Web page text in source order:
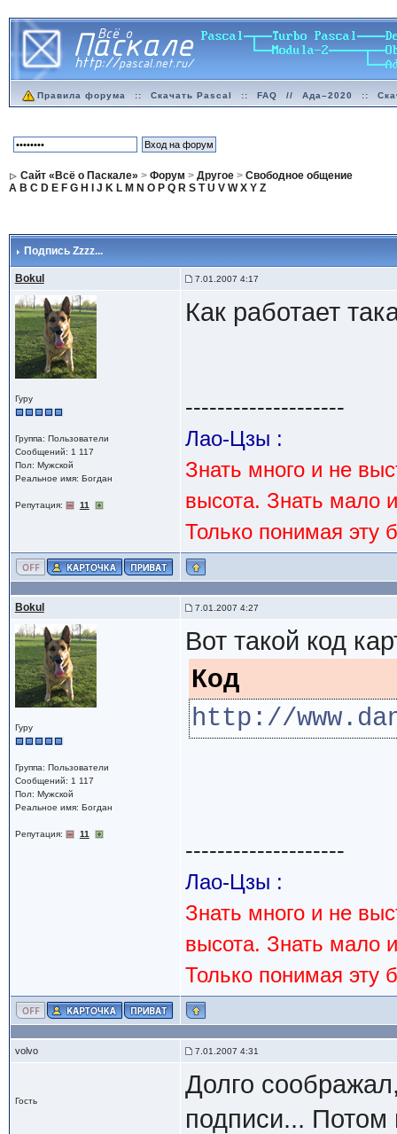
Правила форума :: Скачать Pascal :: FAQ // Ада–2020 ::
Сайт «Всё о Паскале» > Форум > Другое> Свободное общение
A B C D E F G H J K L M N O P Q R S T U V W X Y Z
Подпись Zzzz...
Bokul 7.01.2007 4:17
Гуру
Группа: Пользователи
Сообщений: 1 117
Пол: Мужской
Реальное имя: Богдан
Репутация: 11
Как работает
--------------------
Лао-Цзы :
Знать много и не
высота. Знать мало
Только понимая эту
Bokul 7.01.2007 4:27
Гуру
Группа: Пользователи
Сообщений: 1 117
Пол: Мужской
Реальное имя: Богдан
Репутация: 11
Вот такой код
Код
http://
--------------------
Лао-Цзы :
Знать много и не
высота. Знать мало
Только понимая эту
volvo 7.01.2007 4:31
Гость
Долго
подписи...